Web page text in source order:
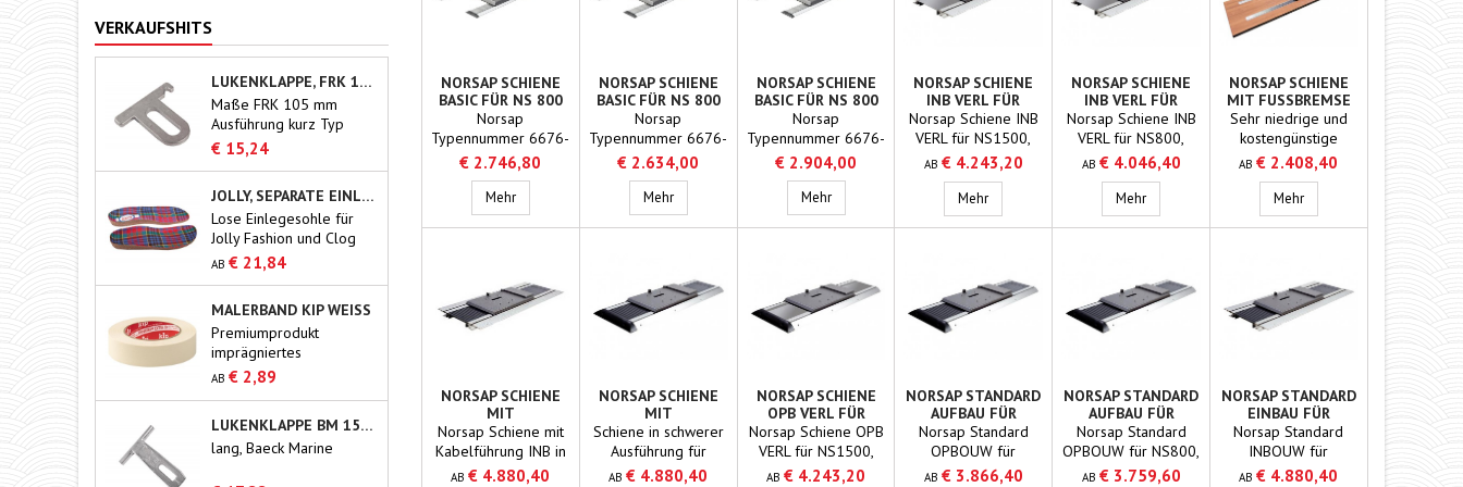
VERKAUFSHITS
LUKENKLAPPE, FRK 105MM
Maße FRK 105 mm
Ausführung kurz Typ
Blommaert
€ 15,24
JOLLY, SEPARATE EINLEGESOHLE AUS KORK
Lose Einlegesohle für
Jolly Fashion und Clog
AB€ 21,84
MALERBAND KIP WEISS
Premiumprodukt
imprägniertes
Kreppband für den
professionellen
AB€ 2,89
LUKENKLAPPE BM 150/165 MM
lang, Baeck Marine
Biegen der
800.
NORSAP SCHIENE
BASIC FÜR NS 800
2,5M
Norsap
Typennummer 6676-
2500 Länge 250 cm
Typ Aufbau
€ 2.746,80
MehrNorsap Schiene Basic für NS 800 2,5m
NORSAP SCHIENE
BASIC FÜR NS 800
2M
Norsap
Typennummer 6676-
2000 Länge 200 cm
Typ Aufbau
€ 2.634,00
MehrNorsap Schiene Basic für NS 800 2m
NORSAP SCHIENE
BASIC FÜR NS 800
3M
Norsap
Typennummer 6676-
3000 Länge 300 cm
Typ Aufbau
€ 2.904,00
MehrNorsap Schiene Basic für NS 800 3m
NORSAP SCHIENE
INB VERL FÜR
NS1500, NS1600,
NS1700 UND
NS1800
Norsap Schiene INB
VERL für NS1500,
NS1600, NS1700
und NS1800 in
verschiedenen
Größen erhältlich Mit
Teppich, Parkett usw.
AB € 4.243,20
MehrNorsap Schiene INB VERL für NS1500, NS1600, NS1700 und NS1800
NORSAP SCHIENE
INB VERL FÜR
NS800, NS1000
UND NS1100
Norsap Schiene INB
VERL für NS800,
NS1000 und
NS1100 in
verschiedenen
Größen erhältlich Mit
Teppich, Parkett usw.
AB € 4.046,40
MehrNorsap Schiene INB VERL für NS800, NS1000 und
NORSAP SCHIENE
MIT FUSSBREMSE
Sehr niedrige und
kostengünstige
Schienen mit
ansprechendem
Aussehen.
AB€ 2.408,40
MehrNorsap Schiene mit
NORSAP SCHIENE
MIT
KABELFÜHRUNG
EINBAU
Norsap Schiene mit
Kabelführung INB in
verschiedenen
AB€ 4.880,40
NORSAP SCHIENE
MIT
KABELFÜHRUNG
OPB
Schiene in schwerer
Ausführung für
seegängige
AB€ 4.880,40
NORSAP SCHIENE
OPB VERL FÜR
NS1500, NS1600,
NS1700 UND
NS1800
Norsap Schiene OPB
VERL für NS1500,
NS1600, NS1700
AB€ 4.243,20
NORSAP STANDARD
AUFBAU FÜR
NS1500, NS1600,
NS 1700 UND
NS1800
Norsap Standard
OPBOUW für
NS1500, NS1600, NS
AB € 3.866,40
NORSAP STANDARD
AUFBAU FÜR
NS800, NS1000
UND NS1100
Norsap Standard
OPBOUW für NS800,
NS1000 und
AB € 3.759,60
NORSAP STANDARD
EINBAU FÜR
NS1500, NS1600,
NS1700 UND
NS1800
Norsap Standard
INBOUW für
NS1500, NS1600,
AB€ 4.880,40